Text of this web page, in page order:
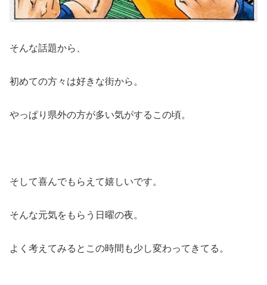
そんな話題から、
初めての方々は好きな街から。
やっぱり県外の方が多い気がするこの頃。
そして喜んでもらえて嬉しいです。
そんな元気をもらう日曜の夜。
よく考えてみるとこの時間も少し変わってきてる。